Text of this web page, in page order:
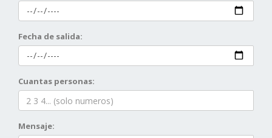
Fecha de salida:
Cuantas personas:
Mensaje: